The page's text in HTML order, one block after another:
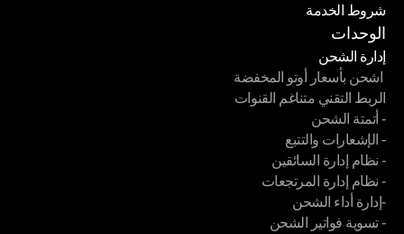
سياسة الخصوصية
شروط الخدمة
شروط الخدمة
الوحدات
إدارة الشحن
إدارة الشحن
اشحن بأسعار أوتو المخفضة
اشحن بأسعار أوتو المخفضة
الربط التقني متناغم القنوات
الربط التقني متناغم القنوات
- أتمتة الشحن
- أتمتة الشحن
- الإشعارات والتتبع
- الإشعارات والتتبع
- نظام إدارة السائقين
- نظام إدارة السائقين
- نظام إدارة المرتجعات
- نظام إدارة المرتجعات
-إدارة أداء الشحن
-إدارة أداء الشحن
- تسوية فواتير الشحن